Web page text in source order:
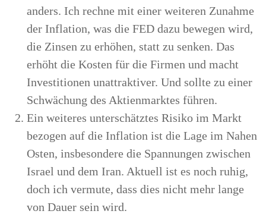
anders. Ich rechne mit einer weiteren Zunahme
der Inflation, was die FED dazu bewegen wird,
die Zinsen zu erhöhen, statt zu senken. Das
erhöht die Kosten für die Firmen und macht
Investitionen unattraktiver. Und sollte zu einer
Schwächung des Aktienmarktes führen.
Ein weiteres unterschätztes Risiko im Markt
bezogen auf die Inflation ist die Lage im Nahen
Osten, insbesondere die Spannungen zwischen
Israel und dem Iran. Aktuell ist es noch ruhig,
doch ich vermute, dass dies nicht mehr lange
von Dauer sein wird.